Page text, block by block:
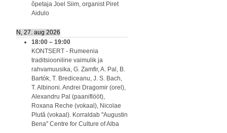
õpetaja Joel Siim, organist Piret
Aidulo
N, 27. aug 2026
18:00 – 19:00
KONTSERT - Rumeenia
traditsiooniline vaimulik ja
rahvamuusika, G. Zamfir, A. Pal, B.
Bartók, T. Brediceanu, J. S. Bach,
T. Albinoni. Andrei Dragomir (orel),
Alexandru Pal (paaniflööt),
Roxana Reche (vokaal), Nicolae
Plută (vokaal). Korraldab "Augustin
Bena" Centre for Culture of Alba